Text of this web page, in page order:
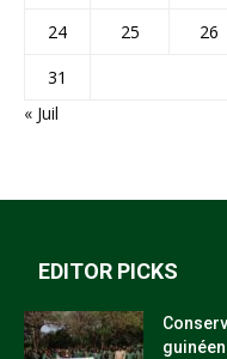
24
25 26
31
« Juil
EDITOR PICKS